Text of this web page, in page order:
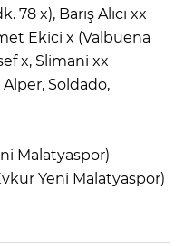
x), Barış Alıcı xx
Ekici x (Valbuena
x, Slimani xx
Soldado,
Malatyaspor)
Yeni Malatyaspor)